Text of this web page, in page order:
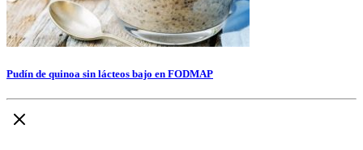
Pudín de quinoa sin lácteos bajo en FODMAP